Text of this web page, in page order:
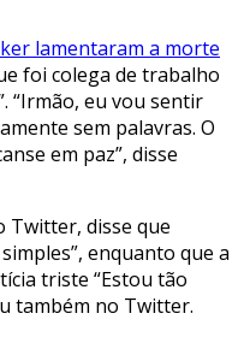
lamentaram a morte
foi colega de trabalho
“Irmão, eu vou sentir
sem palavras. O
em paz”, disse
Twitter, disse que
enquanto que a
triste “Estou tão
também no Twitter.